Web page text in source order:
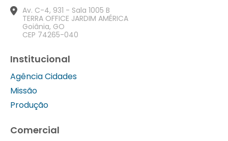
Av. C-4, 931 - Sala 1005 B
TERRA OFFICE JARDIM AMÉRICA
Goiânia, GO
CEP 74265-040
Institucional
Agência Cidades
Missão
Produção
Comercial